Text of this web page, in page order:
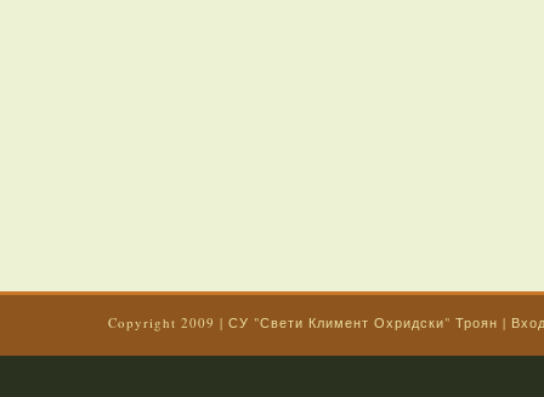
Copyright 2009 | СУ "Свети Климент Охридски" Троян |